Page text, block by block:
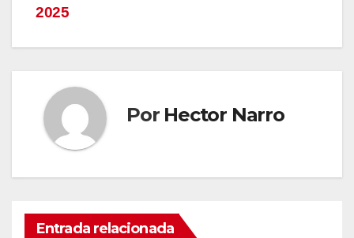
2025
Por Hector Narro
Entrada relacionada